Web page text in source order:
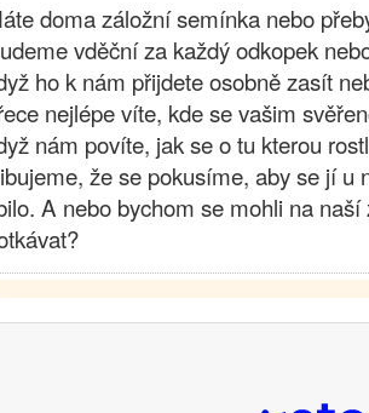
doma záložní semínka nebo
vděční za každý odkopek
ho k nám přijdete osobně zasít
nejlépe víte, kde se vašim
nám povíte, jak se o tu kterou
že se pokusíme, aby se jí u
A nebo bychom se mohli na